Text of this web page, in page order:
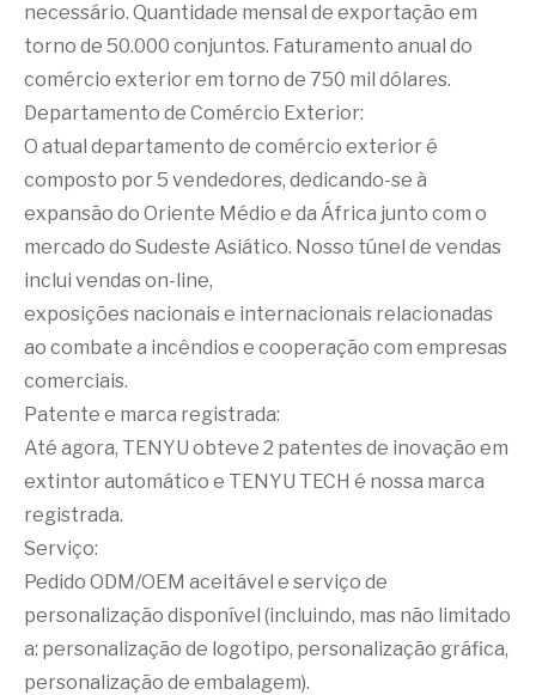
necessário. Quantidade mensal de exportação em
torno de 50.000 conjuntos. Faturamento anual do
comércio exterior em torno de 750 mil dólares.
Departamento de Comércio Exterior:
O atual departamento de comércio exterior é
composto por 5 vendedores, dedicando-se à
expansão do Oriente Médio e da África junto com o
mercado do Sudeste Asiático. Nosso túnel de vendas
inclui vendas on-line,
exposições nacionais e internacionais relacionadas
ao combate a incêndios e cooperação com empresas
comerciais.
Patente e marca registrada:
Até agora, TENYU obteve 2 patentes de inovação em
extintor automático e TENYU TECH é nossa marca
registrada.
Serviço:
Pedido ODM/OEM aceitável e serviço de
personalização disponível (incluindo, mas não limitado
a: personalização de logotipo, personalização gráfica,
personalização de embalagem).